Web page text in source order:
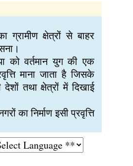
ग्रामीण क्षेत्रों से बाहर
को वर्तमान युग की एक
माना जाता है जिसके
तथा क्षेत्रों में दिखाई
का निर्माण इसी प्रवृत्ति